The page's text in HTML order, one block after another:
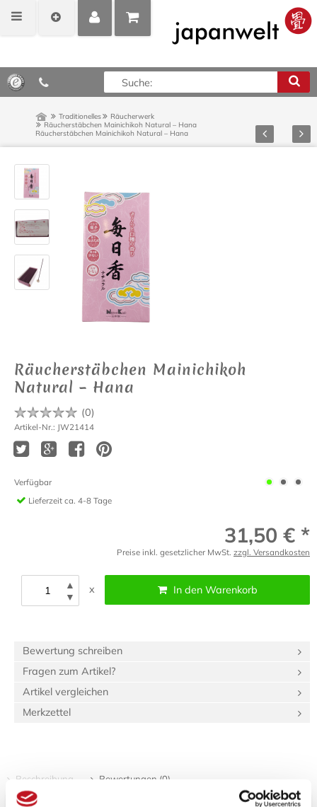
MEIN
POSITIONEN
ANZEIGEN
0,00 €*
Traditionelles
Räucherwerk
Räucherstäbchen Mainichikoh Natural – Hana
Räucherstäbchen Mainichikoh Natural – Hana
Zurück Vor
Räucherstäbchen Mainichikoh
Natural – Hana
(0)
Artikel-Nr.: JW21414
Verfügbar
Lieferzeit ca. 4-8 Tage
31,50 € *
Preise inkl. gesetzlicher MwSt. zzgl. Versandkosten
▲
▼
x In den Warenkorb
Bewertung schreiben
Fragen zum Artikel?
Artikel vergleichen
Merkzettel
Beschreibung Bewertungen (0)